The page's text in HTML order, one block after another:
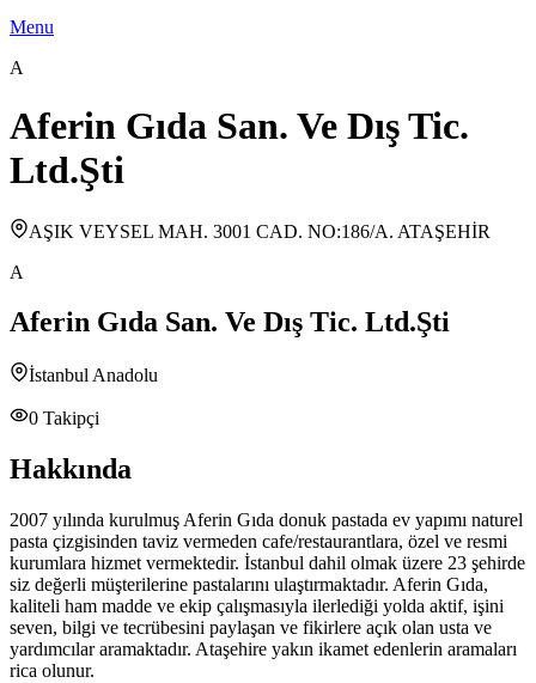
Menu
A
Aferin Gıda San. Ve Dış Tic.
Ltd.Şti
AŞIK VEYSEL MAH. 3001 CAD. NO:186/A. ATAŞEHİR
A
Aferin Gıda San. Ve Dış Tic. Ltd.Şti
İstanbul Anadolu
0 Takipçi
Hakkında
2007 yılında kurulmuş Aferin Gıda donuk pastada ev yapımı naturel
pasta çizgisinden taviz vermeden cafe/restaurantlara, özel ve resmi
kurumlara hizmet vermektedir. İstanbul dahil olmak üzere 23 şehirde
siz değerli müşterilerine pastalarını ulaştırmaktadır. Aferin Gıda,
kaliteli ham madde ve ekip çalışmasıyla ilerlediği yolda aktif, işini
seven, bilgi ve tecrübesini paylaşan ve fikirlere açık olan usta ve
yardımcılar aramaktadır. Ataşehire yakın ikamet edenlerin aramaları
rica olunur.